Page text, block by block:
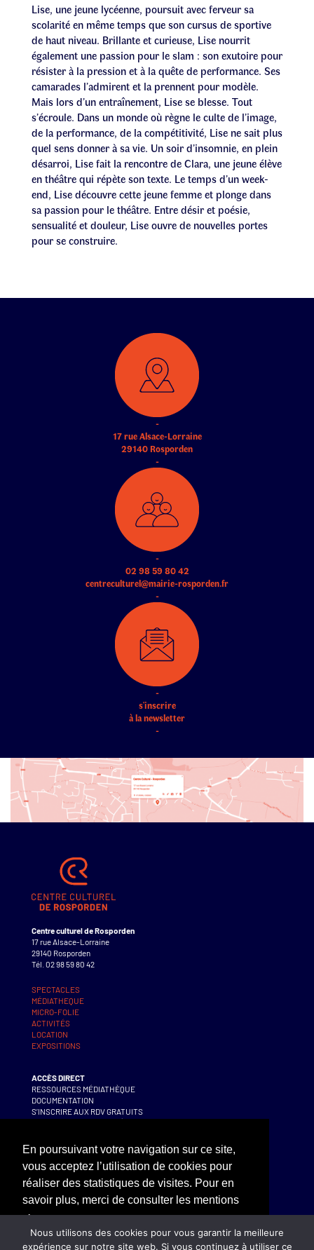
En poursuivant votre navigation sur ce site,
vous acceptez l’utilisation de cookies pour
réaliser des statistiques de visites. Pour en
savoir plus, merci de consulter les mentions
Mentions légales
Lise, une jeune lycéenne, poursuit avec ferveur sa
scolarité en même temps que son cursus de sportive
de haut niveau. Brillante et curieuse, Lise nourrit
également une passion pour le slam : son exutoire pour
résister à la pression et à la quête de performance. Ses
camarades l’admirent et la prennent pour modèle.
Mais lors d’un entraînement, Lise se blesse. Tout
s’écroule. Dans un monde où règne le culte de l’image,
de la performance, de la compétitivité, Lise ne sait plus
quel sens donner à sa vie. Un soir d’insomnie, en plein
désarroi, Lise fait la rencontre de Clara, une jeune élève
en théâtre qui répète son texte. Le temps d’un week-
end, Lise découvre cette jeune femme et plonge dans
sa passion pour le théâtre. Entre désir et poésie,
sensualité et douleur, Lise ouvre de nouvelles portes
pour se construire.
-
17 rue Alsace-Lorraine
29140 Rosporden
-
-
02 98 59 80 42
centreculturel@mairie-rosporden.fr
-
-
s'inscrire
à la newsletter
-
Centre culturel de Rosporden
17 rue Alsace-Lorraine
29140 Rosporden
Tél. 02 98 59 80 42
SPECTACLES
MÉDIATHEQUE
MICRO-FOLIE
ACTIVITÉS
LOCATION
EXPOSITIONS
ACCÈS DIRECT
RESSOURCES MÉDIATHÈQUE
DOCUMENTATION
S’INSCRIRE AUX RDV GRATUITS
S’INSCRIRE AUX ACTIVITÉS
CONTACT – BILLETTERIE
SUIVEZ-NOUS !
NEWSLETTER
Nous utilisons des cookies pour vous garantir la meilleure
expérience sur notre site web. Si vous continuez à utiliser ce